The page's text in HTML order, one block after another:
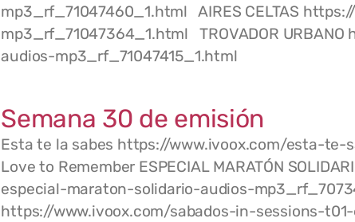
mp3_rf_71047460_1.html AIRES CELTAS
mp3_rf_71047364_1.html TROVADOR
audios-mp3_rf_71047415_1.html
Semana 30 de emisión
Esta te la sabes https://www.ivoox.com/esta-
Love to Remember ESPECIAL MARATÓN
especial-maraton-solidario-audios-
https://www.ivoox.com/sabados-in-sessions-